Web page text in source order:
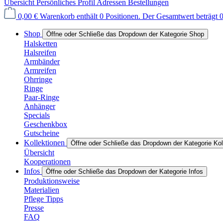
Übersicht Persönliches Profil Adressen Bestellungen
0,00 € Warenkorb enthält 0 Positionen. Der Gesamtwert beträgt
Shop Öffne oder Schließe das Dropdown der Kategorie Shop
Halsketten
Halsreifen
Armbänder
Armreifen
Ohrringe
Ringe
Paar-Ringe
Anhänger
Specials
Geschenkbox
Gutscheine
Kollektionen
Öffne oder Schließe das Dropdown der Kategorie
Übersicht
Kooperationen
Infos
Öffne oder Schließe das Dropdown der Kategorie Infos
Produktionsweise
Materialien
Pflege Tipps
Presse
FAQ